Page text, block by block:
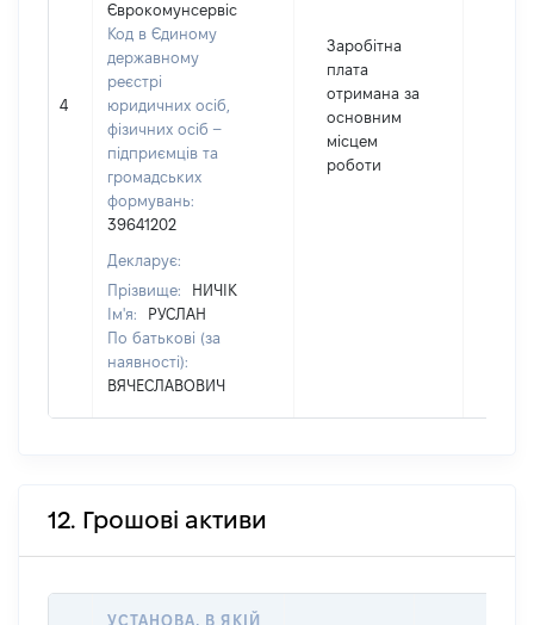
4
Єврокомунсервіс
Код в Єдиному
державному
реєстрі
юридичних осіб,
фізичних осіб –
підприємців та
громадських
формувань:
39641202
Декларує:
Прізвище:
НИЧІК
Ім'я:
РУСЛАН
По батькові (за
наявності):
ВЯЧЕСЛАВОВИЧ
Заробітна
плата
отримана за
основним
місцем
роботи
12. Грошові активи
УСТАНОВА, В ЯКІЙ